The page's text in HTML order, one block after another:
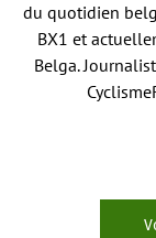
du quotidien
BX1 et
Belga.